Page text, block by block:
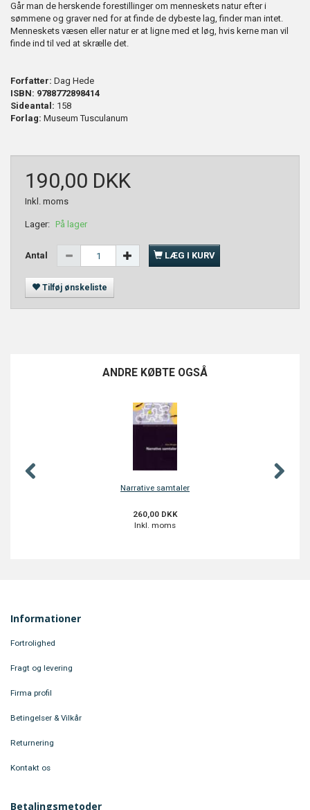
Går man de herskende forestillinger om menneskets natur efter i
sømmene og graver ned for at finde de dybeste lag, finder man intet.
Menneskets væsen eller natur er at ligne med et løg, hvis kerne man vil
finde ind til ved at skrælle det.
Forfatter: Dag Hede
ISBN: 9788772898414
Sideantal: 158
Forlag: Museum Tusculanum
190,00 DKK
Inkl. moms
Lager: På lager
Antal LÆG I KURV
Tilføj ønskeliste
ANDRE KØBTE OGSÅ
Informationer
Fortrolighed
Fragt og levering
Firma profil
Betingelser & Vilkår
Returnering
Kontakt os
Betalingsmetoder